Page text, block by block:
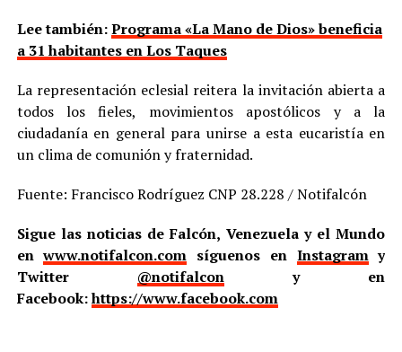
Lee también:Programa «La Mano de Dios» beneficia
a 31 habitantes en Los Taques
La representación eclesial reitera la invitación abierta a
todos los fieles, movimientos apostólicos y a la
ciudadanía en general para unirse a esta eucaristía en
un clima de comunión y fraternidad.
Fuente: Francisco Rodríguez CNP 28.228 / Notifalcón
Sigue las noticias de Falcón, Venezuela y el Mundo
enwww.notifalcon.com síguenos en Instagramy
Twitter @notifalcony en
Facebook:https://www.facebook.com